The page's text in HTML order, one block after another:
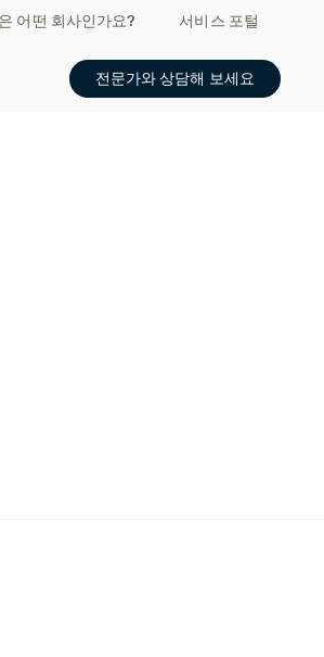
어떤 회사인가요? 서비스 포털
전문가와 상담해 보세요